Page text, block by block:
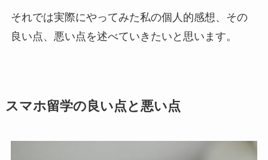
それでは実際にやってみた私の個人的感想、その
良い点、悪い点を述べていきたいと思います。
スマホ留学の良い点と悪い点